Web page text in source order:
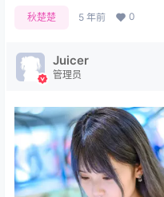
秋楚楚 5 年前 0
Juicer
管理员